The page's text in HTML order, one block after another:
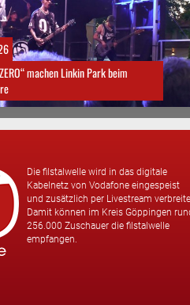
machen Linkin Park beim
Die filstalwelle wird in das digitale
Kabelnetz von Vodafone eingespeist
und zusätzlich per Livestream
Damit können im Kreis Göppingen
256.000 Zuschauer die filstalwelle
empfangen.